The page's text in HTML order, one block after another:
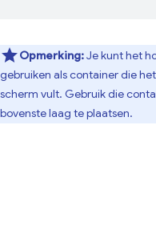
Opmerking:Je kunt het
gebruiken als container die
scherm vult. Gebruik die
bovenste laag te plaatsen.